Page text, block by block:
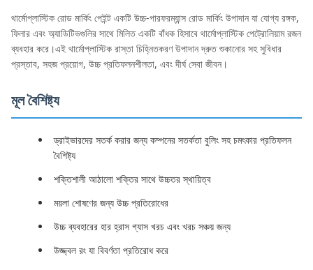
থার্মোপ্লাস্টিক রোড মার্কিং পেইন্ট একটি উচ্চ-পারফরম্যান্স রোড মার্কিং উপাদান যা যোগ্য রঙ্গক,
ফিলার এবং অ্যাডিটিভগুলির সাথে মিলিত একটি বাঁধক হিসাবে থার্মোপ্লাস্টিক পেট্রোলিয়াম রজন
ব্যবহার করে।এই থার্মোপ্লাস্টিক রাস্তা চিহ্নিতকরণ উপাদান দ্রুত শুকানোর সহ সুবিধার
প্রস্তাব, সহজ প্রয়োগ, উচ্চ প্রতিফলনশীলতা, এবং দীর্ঘ সেবা জীবন।
মূল বৈশিষ্ট্য
ড্রাইভারদের সতর্ক করার জন্য কম্পনের সতর্কতা বুলিং সহ চমৎকার প্রতিফলন
বৈশিষ্ট্য
শক্তিশালী আঠালো শক্তির সাথে উচ্চতর স্থায়িত্ব
ময়লা শোষণের জন্য উচ্চ প্রতিরোধের
উচ্চ ব্যবহারের হার হ্রাস গ্যাস খরচ এবং খরচ সঞ্চয় জন্য
উজ্জ্বল রং যা বিবর্ণতা প্রতিরোধ করে